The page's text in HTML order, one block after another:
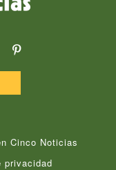
Cinco Noticias
privacidad